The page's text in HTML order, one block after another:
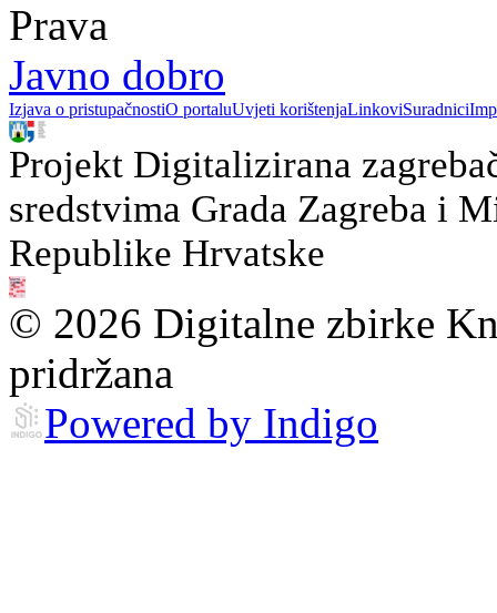
Prava
Javno dobro
Izjava o pristupačnostiO portaluUvjeti korištenjaLinkoviSuradnici
Projekt Digitalizirana
sredstvima Grada Zagreba i
Republike Hrvatske
© 2026 Digitalne zbirke
pridržana
Powered by Indigo